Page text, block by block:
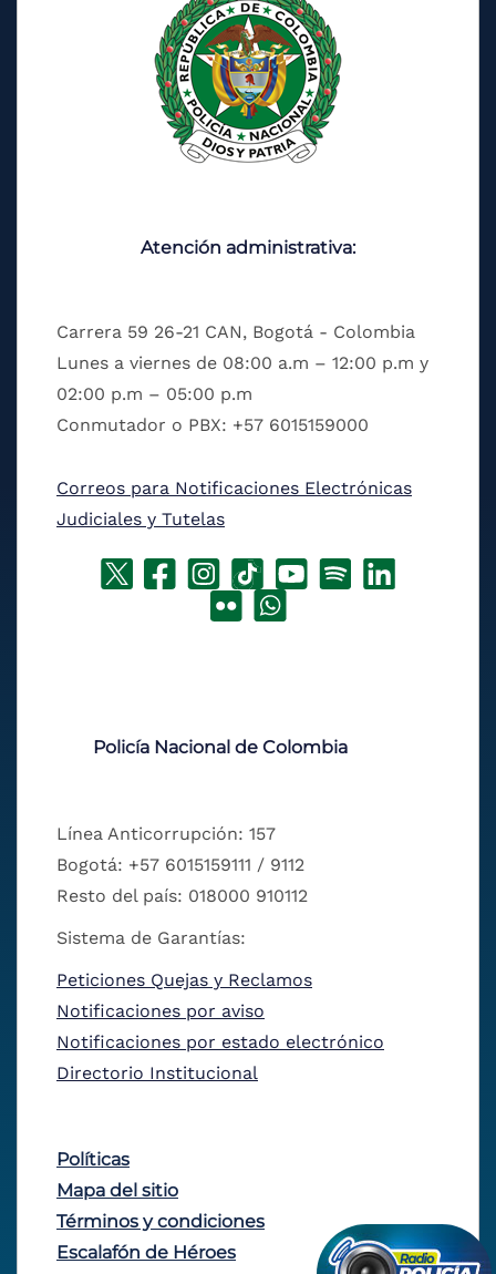
Atención administrativa:
Carrera 59 26-21 CAN, Bogotá - Colombia
Lunes a viernes de 08:00 a.m – 12:00 p.m y
02:00 p.m – 05:00 p.m
Conmutador o PBX: +57 6015159000
Correos para Notificaciones Electrónicas
Judiciales y Tutelas
Policía Nacional de Colombia
Línea Anticorrupción: 157
Bogotá: +57 6015159111 / 9112
Resto del país: 018000 910112
Sistema de Garantías:
Peticiones Quejas y Reclamos
Notificaciones por aviso
Notificaciones por estado electrónico
Directorio Institucional
Políticas
Mapa del sitio
Términos y condiciones
Escalafón de Héroes